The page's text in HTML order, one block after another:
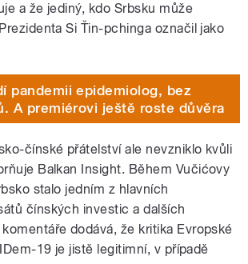
a že jediný, kdo Srbsku může
Si Ťin-pchinga označil jako
pandemii epidemiolog, bez
A premiérovi ještě roste důvěra
čínské přátelství ale nevzniklo kvůli
Balkan Insight. Během Vučićovy
stalo jedním z hlavních
čínských investic a dalších
dodává, že kritika Evropské
19 je jistě legitimní, v případě